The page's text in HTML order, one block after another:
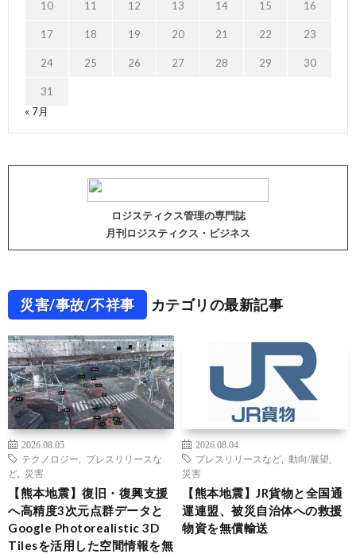
10 11 12 13 14 15 16
17 18 19 20 21 22 23
24 25 26 27 28 29 30
31
« 7月
ロジスティクス管理の専門誌
月刊ロジスティクス・ビジネス
災害/事故/不祥事 カテゴリの最新記事
2026.08.05
テクノロジー
プレスリリースな
ど
災害
【熊本地震】復旧・復興支援
へ高精度3次元点群データと
Google Photorealistic 3D
Tilesを活用した空間情報を無
2026.08.04
プレスリリースなど
動向/展望
災害
【熊本地震】JR貨物と全国通
運連盟、被災自治体への救援
物資を無償輸送